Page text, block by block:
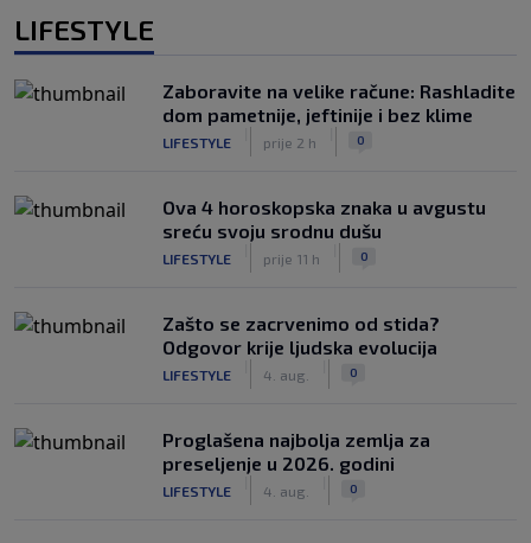
LIFESTYLE
Zaboravite na velike račune: Rashladite
dom pametnije, jeftinije i bez klime
LIFESTYLE prije 2 h 0
Ova 4 horoskopska znaka u avgustu
sreću svoju srodnu dušu
LIFESTYLE prije 11 h 0
Zašto se zacrvenimo od stida?
Odgovor krije ljudska evolucija
LIFESTYLE 4. aug. 0
Proglašena najbolja zemlja za
preseljenje u 2026. godini
LIFESTYLE 4. aug. 0